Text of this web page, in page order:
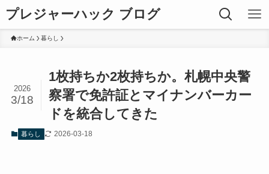
プレジャーハック ブログ
ホーム 暮らし
1枚持ちか2枚持ちか。札幌中央警
察署で免許証とマイナンバーカー
ドを統合してきた
2026
3/18
暮らし 2026-03-18